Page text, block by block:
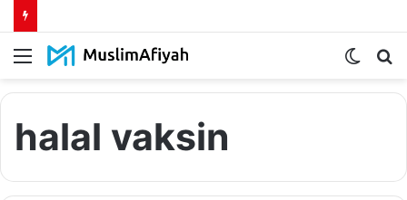
Menu
Switch
halal vaksin